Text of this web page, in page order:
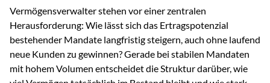
Vermögensverwalter stehen vor einer zentralen
Herausforderung: Wie lässt sich das Ertragspotenzial
bestehender Mandate langfristig steigern, auch ohne laufend
neue Kunden zu gewinnen? Gerade bei stabilen Mandaten
mit hohem Volumen entscheidet die Struktur darüber, wie